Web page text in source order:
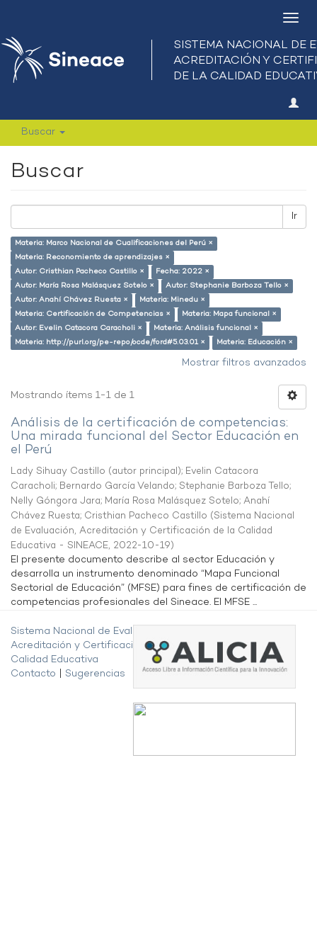
Buscar
Buscar
Ir
Materia: Marco Nacional de Cualificaciones del Perú ×
Materia: Reconomiento de aprendizajes ×
Autor: Cristhian Pacheco Castillo ×
Fecha: 2022 ×
Autor: María Rosa Malásquez Sotelo ×
Autor: Stephanie Barboza Tello ×
Autor: Anahí Chávez Ruesta ×
Materia: Minedu ×
Materia: Certificación de Competencias ×
Materia: Mapa funcional ×
Autor: Evelin Catacora Caracholi ×
Materia: Análisis funcional ×
Materia: http://purl.org/pe-repo/ocde/ford#5.03.01 ×
Materia: Educación ×
Mostrar filtros avanzados
Mostrando ítems 1-1 de 1
Análisis de la certificación de competencias:
Una mirada funcional del Sector Educación en
el Perú
Lady Sihuay Castillo (autor principal); Evelin Catacora
Caracholi; Bernardo García Velando; Stephanie Barboza Tello;
Nelly Góngora Jara; María Rosa Malásquez Sotelo; Anahí
Chávez Ruesta; Cristhian Pacheco Castillo (Sistema Nacional
de Evaluación, Acreditación y Certificación de la Calidad
Educativa - SINEACE, 2022-10-19)
El presente documento describe al sector Educación y
desarrolla un instrumento denominado “Mapa Funcional
Sectorial de Educación” (MFSE) para fines de certificación de
competencias profesionales del Sineace. El MFSE ...
Sistema Nacional de Evaluación,
Acreditación y Certificación de la
Calidad Educativa
Contacto
Sugerencias